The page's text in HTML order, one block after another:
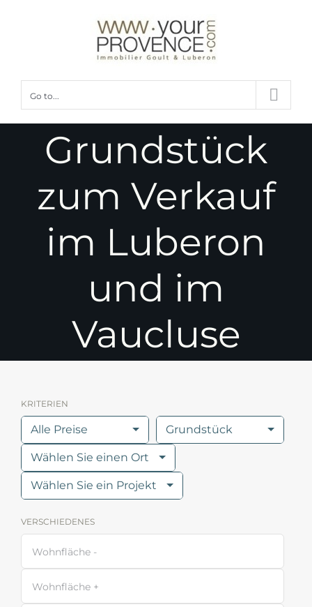
Go to...
Grundstück
zum Verkauf
im Luberon
und im
Vaucluse
KRITERIEN
Alle Preise Grundstück
Wählen Sie einen Ort
Wählen Sie ein Projekt
VERSCHIEDENES